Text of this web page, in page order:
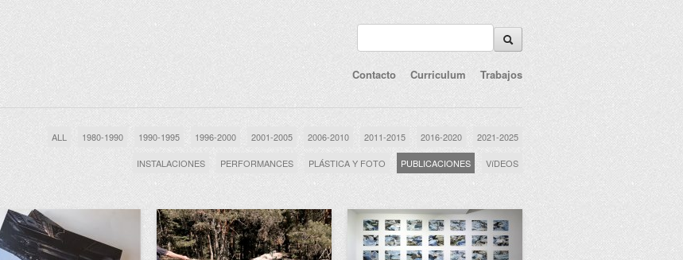
Contacto Curriculum Trabajos
ALL 1980-1990 1990-1995 1996-2000 2001-2005 2006-2010 2011-2015 2016-2020 2021-2025
INSTALACIONES PERFORMANCES PLÁSTICA Y FOTO PUBLICACIONES VíDEOS